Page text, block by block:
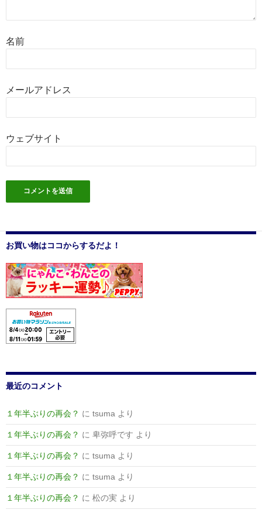
名前
メールアドレス
ウェブサイト
お買い物はココからするだよ！
最近のコメント
１年半ぶりの再会？ に tsuma より
１年半ぶりの再会？ に 卑弥呼です より
１年半ぶりの再会？ に tsuma より
１年半ぶりの再会？ に tsuma より
１年半ぶりの再会？ に 松の実 より